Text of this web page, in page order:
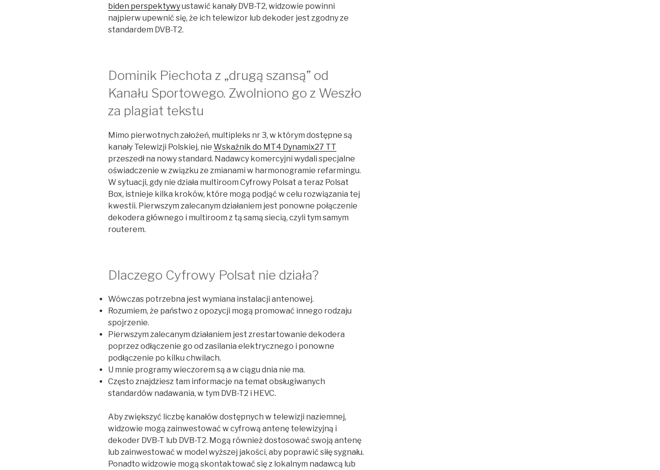
biden perspektywyustawić kanały DVB-T2, widzowie powinni
najpierw upewnić się, że ich telewizor lub dekoder jest zgodny ze
standardem DVB-T2.
Dominik Piechota z „drugą szansą” od
Kanału Sportowego. Zwolniono go z Weszło
za plagiat tekstu
Mimo pierwotnych założeń, multipleks nr 3, w którym dostępne są
kanały Telewizji Polskiej, nie Wskaźnik do MT4 Dynamix27 TT
przeszedł na nowy standard. Nadawcy komercyjni wydali specjalne
oświadczenie w związku ze zmianami w harmonogramie refarmingu.
W sytuacji, gdy nie działa multiroom Cyfrowy Polsat a teraz Polsat
Box, istnieje kilka kroków, które mogą podjąć w celu rozwiązania tej
kwestii. Pierwszym zalecanym działaniem jest ponowne połączenie
dekodera głównego i multiroom z tą samą siecią, czyli tym samym
routerem.
Dlaczego Cyfrowy Polsat nie działa?
Wówczas potrzebna jest wymiana instalacji antenowej.
Rozumiem, że państwo z opozycji mogą promować innego rodzaju
spojrzenie.
Pierwszym zalecanym działaniem jest zrestartowanie dekodera
poprzez odłączenie go od zasilania elektrycznego i ponowne
podłączenie po kilku chwilach.
U mnie programy wieczorem są a w ciągu dnia nie ma.
Często znajdziesz tam informacje na temat obsługiwanych
standardów nadawania, w tym DVB-T2 i HEVC.
Aby zwiększyć liczbę kanałów dostępnych w telewizji naziemnej,
widzowie mogą zainwestować w cyfrową antenę telewizyjną i
dekoder DVB-T lub DVB-T2. Mogą również dostosować swoją antenę
lub zainwestować w model wyższej jakości, aby poprawić siłę sygnału.
Ponadto widzowie mogą skontaktować się z lokalnym nadawcą lub